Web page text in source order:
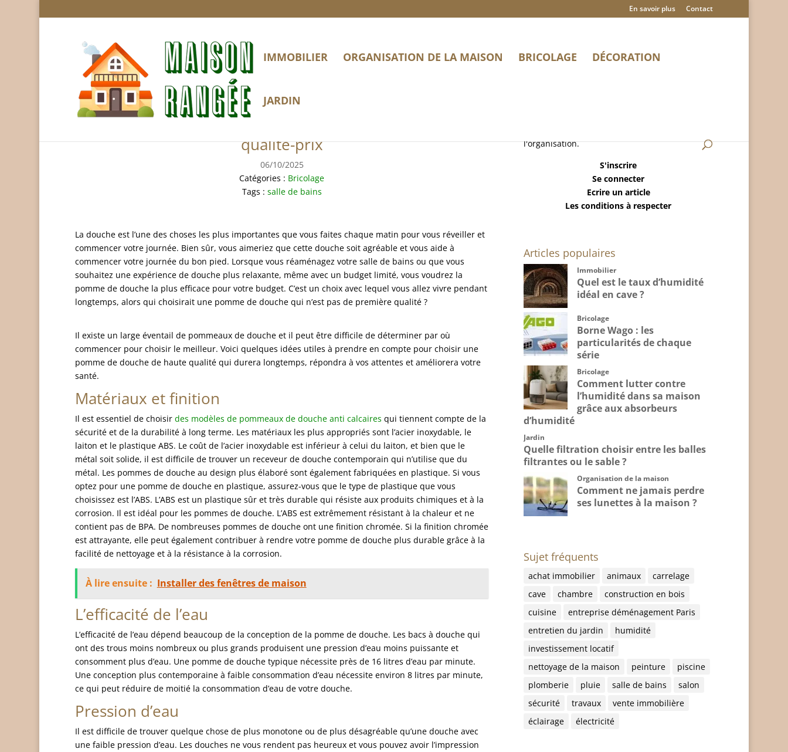
En savoir plus Contact
IMMOBILIER ORGANISATION DE LA MAISON BRICOLAGE DÉCORATION
JARDIN
qualité-prix
06/10/2025
Catégories : Bricolage
Tags : salle de bains
La douche est l’une des choses les plus importantes que vous faites chaque matin pour vous réveiller et
commencer votre journée. Bien sûr, vous aimeriez que cette douche soit agréable et vous aide à
commencer votre journée du bon pied. Lorsque vous réaménagez votre salle de bains ou que vous
souhaitez une expérience de douche plus relaxante, même avec un budget limité, vous voudrez la
pomme de douche la plus efficace pour votre budget. C’est un choix avec lequel vous allez vivre pendant
longtemps, alors qui choisirait une pomme de douche qui n’est pas de première qualité ?
Il existe un large éventail de pommeaux de douche et il peut être difficile de déterminer par où
commencer pour choisir le meilleur. Voici quelques idées utiles à prendre en compte pour choisir une
pomme de douche de haute qualité qui durera longtemps, répondra à vos attentes et améliorera votre
santé.
Matériaux et finition
Il est essentiel de choisir des modèles de pommeaux de douche anti calcaires qui tiennent compte de la
sécurité et de la durabilité à long terme. Les matériaux les plus appropriés sont l’acier inoxydable, le
laiton et le plastique ABS. Le coût de l’acier inoxydable est inférieur à celui du laiton, et bien que le
métal soit solide, il est difficile de trouver un receveur de douche contemporain qui n’utilise que du
métal. Les pommes de douche au design plus élaboré sont également fabriquées en plastique. Si vous
optez pour une pomme de douche en plastique, assurez-vous que le type de plastique que vous
choisissez est l’ABS. L’ABS est un plastique sûr et très durable qui résiste aux produits chimiques et à la
corrosion. Il est idéal pour les pommes de douche. L’ABS est extrêmement résistant à la chaleur et ne
contient pas de BPA. De nombreuses pommes de douche ont une finition chromée. Si la finition chromée
est attrayante, elle peut également contribuer à rendre votre pomme de douche plus durable grâce à la
facilité de nettoyage et à la résistance à la corrosion.
À lire ensuite : Installer des fenêtres de maison
L’efficacité de l’eau
L’efficacité de l’eau dépend beaucoup de la conception de la pomme de douche. Les bacs à douche qui
ont des trous moins nombreux ou plus grands produisent une pression d’eau moins puissante et
consomment plus d’eau. Une pomme de douche typique nécessite près de 16 litres d’eau par minute.
Une conception plus contemporaine à faible consommation d’eau nécessite environ 8 litres par minute,
ce qui peut réduire de moitié la consommation d’eau de votre douche.
Pression d’eau
Il est difficile de trouver quelque chose de plus monotone ou de plus désagréable qu’une douche avec
une faible pression d’eau. Les douches ne vous rendent pas heureux et vous pouvez avoir l’impression
l'organisation.
S'inscrire
Se connecter
Ecrire un article
Les conditions à respecter
Articles populaires
Immobilier
Quel est le taux d’humidité
idéal en cave ?
Bricolage
Borne Wago : les
particularités de chaque
série
Bricolage
Comment lutter contre
l’humidité dans sa maison
grâce aux absorbeurs
d’humidité
Jardin
Quelle filtration choisir entre les balles
filtrantes ou le sable ?
Organisation de la maison
Comment ne jamais perdre
ses lunettes à la maison ?
Sujet fréquents
achat immobilier animaux
carrelage
cave
chambre
construction en bois
cuisine
entreprise déménagement Paris
entretien du jardin
humidité
investissement locatif
nettoyage de la maison
peinture
piscine
plomberie
pluie salle de bains
salon
sécurité
travaux
vente immobilière
éclairage
électricité